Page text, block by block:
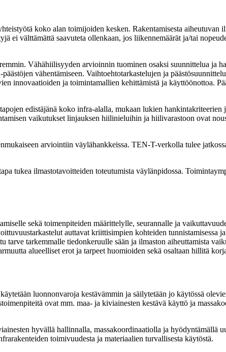
koko alan toimijoiden kesken. Rakentamisesta aiheutuvan
ei välttämättä saavuteta ollenkaan, jos liikennemäärät ja/tai
Vähähiilisyyden arvioinnin tuominen osaksi suunnittelua ja
vähentämiseen. Vaihtoehtotarkastelujen ja
innovaatioiden ja toimintamallien kehittämistä ja käyttöönottoa.
edistäjänä koko infra-alalla, mukaan lukien hankintakriteerien
vaikutukset linjauksen hiilinieluihin ja hiilivarastoon ovat
arviointiin väylähankkeissa. TEN-T-verkolla tulee
tukea ilmastotavoitteiden toteutumista väylänpidossa.
sekä toimenpiteiden määrittelylle, seurannalle ja
auttavat kriittisimpien kohteiden tunnistamisessa
tarkemmalle tiedonkeruulle sään ja ilmaston aiheuttamista
alueelliset erot ja tarpeet huomioiden sekä osaltaan hillitä
luonnonvaroja kestävämmin ja säilytetään jo käytössä
ovat mm. maa- ja kiviainesten kestävä käyttö ja
hyvällä hallinnalla, massakoordinaatiolla ja hyödyntämällä
toimivuudesta ja materiaalien turvallisesta käytöstä.